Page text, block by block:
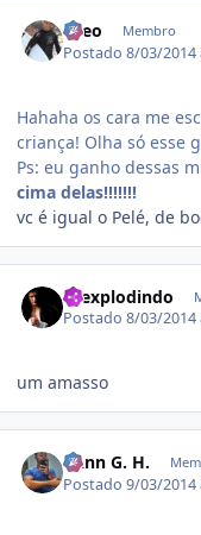
Leeo Membro
Postado8/03/2014
Hahaha os cara me
criança! Olha só esse
Ps: eu ganho dessas
cima delas!!!!!!!
vc é igual o Pelé, de
toexplodindo
Postado8/03/2014
um amasso
Ðann G. H.
Postado9/03/2014